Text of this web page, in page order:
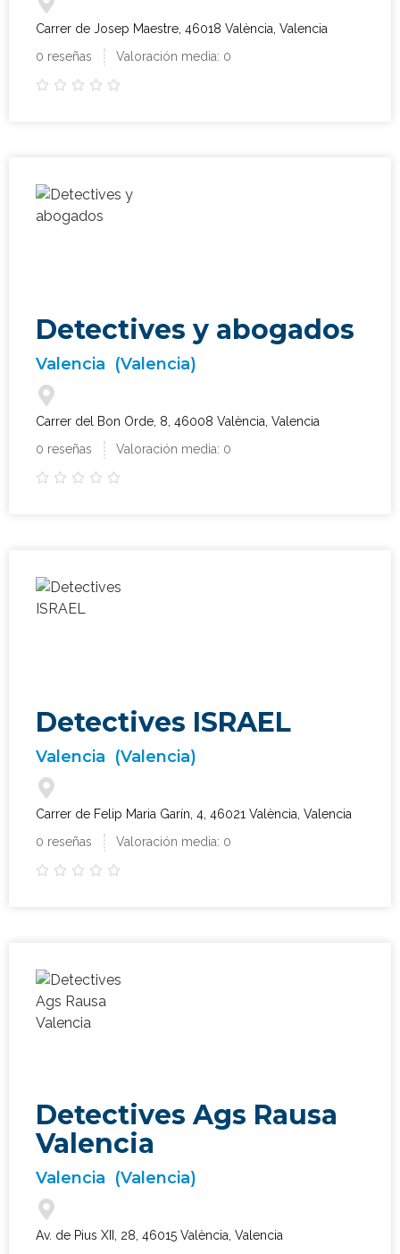
Carrer de Josep Maestre, 46018 València, Valencia
0 reseñas
Valoración media: 0
    
Detectives y abogados
Valencia (Valencia)
Carrer del Bon Orde, 8, 46008 València, Valencia
0 reseñas
Valoración media: 0
    
Detectives ISRAEL
Valencia (Valencia)
Carrer de Felip Maria Garín, 4, 46021 València, Valencia
0 reseñas
Valoración media: 0
    
Detectives Ags Rausa
Valencia
Valencia (Valencia)
Av. de Pius XII, 28, 46015 València, Valencia
¿Qué tipo de caso quieres investigar?